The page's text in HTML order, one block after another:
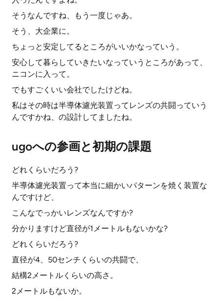
そうなんですね、もう一度じゃあ。
そう、大企業に。
ちょっと安定してるところがいいかなっていう。
安心して暮らしていきたいなっていうところがあって、
ニコンに入って。
でもすごくいい会社でしたけどね。
私はその時は半導体濾光装置ってレンズの共闘っていう
んですかね、の設計してましたね。
ugoへの参画と初期の課題
どれくらいだろう?
半導体濾光装置って本当に細かいパターンを焼く装置な
んですけど、
こんなでっかいレンズなんですか?
分かりますけど直径が1メートルもないかな?
どれくらいだろう?
直径が4、50センチくらいの共闘で、
結構2メートルくらいの高さ。
2メートルもないか。